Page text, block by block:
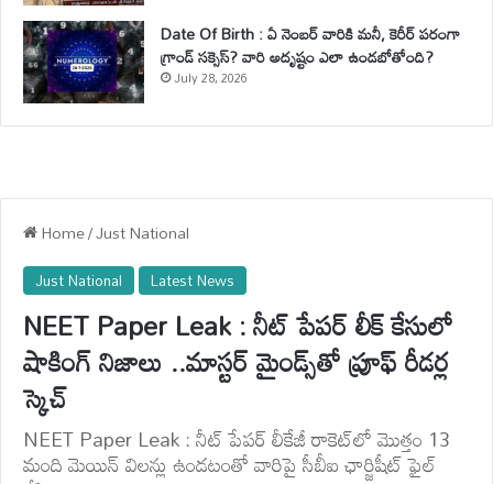
Date Of Birth : ఏ నెంబర్ వారికి మనీ, కెరీర్ పరంగా
గ్రాండ్ సక్సెస్? వారి అదృష్టం ఎలా ఉండబోతోంది?
July 28, 2026